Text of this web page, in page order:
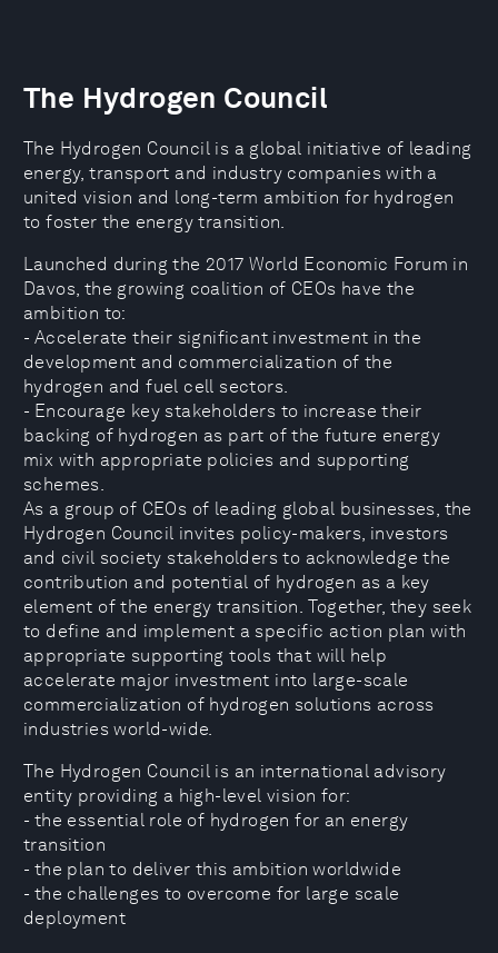
The Hydrogen Council
The Hydrogen Council is a global initiative of leading
energy, transport and industry companies with a
united vision and long-term ambition for hydrogen
to foster the energy transition.
Launched during the 2017 World Economic Forum in
Davos, the growing coalition of CEOs have the
ambition to:
- Accelerate their significant investment in the
development and commercialization of the
hydrogen and fuel cell sectors.
- Encourage key stakeholders to increase their
backing of hydrogen as part of the future energy
mix with appropriate policies and supporting
schemes.
As a group of CEOs of leading global businesses, the
Hydrogen Council invites policy-makers, investors
and civil society stakeholders to acknowledge the
contribution and potential of hydrogen as a key
element of the energy transition. Together, they seek
to define and implement a specific action plan with
appropriate supporting tools that will help
accelerate major investment into large-scale
commercialization of hydrogen solutions across
industries world-wide.
The Hydrogen Council is an international advisory
entity providing a high-level vision for:
- the essential role of hydrogen for an energy
transition
- the plan to deliver this ambition worldwide
- the challenges to overcome for large scale
deployment